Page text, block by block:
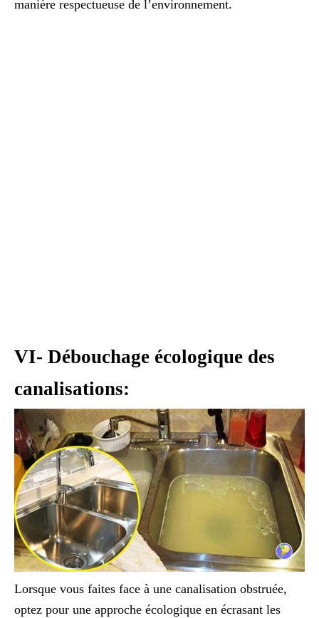
manière respectueuse de l’environnement.
VI- Débouchage écologique des
canalisations:
Lorsque vous faites face à une canalisation obstruée,
optez pour une approche écologique en écrasant les